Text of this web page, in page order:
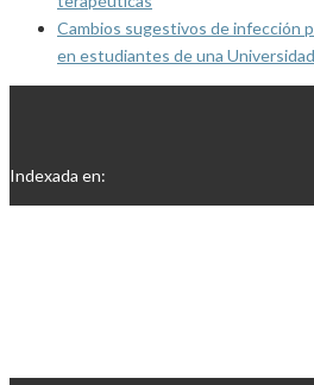
Cambios sugestivos de infección
en estudiantes de una
Indexada en: